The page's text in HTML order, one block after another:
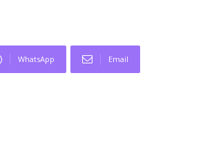
WhatsApp Email